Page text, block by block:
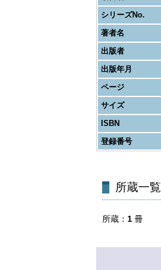
シリーズNo.
著者名
出版者
出版年月
ページ
サイズ
ISBN
登録番号
所蔵一覧
所蔵 1 冊